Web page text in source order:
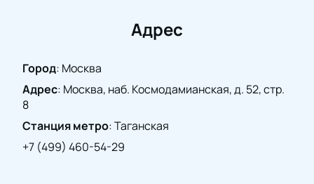
просто и удобно. Мы ждем вас на концерте
Светланы Жаворонковой и Acoustic Soul в Доме
Адрес
Город: Москва
Адрес: Москва, наб. Космодамианская, д. 52, стр.
8
Станция метро:Таганская
+7 (499) 460-54-29